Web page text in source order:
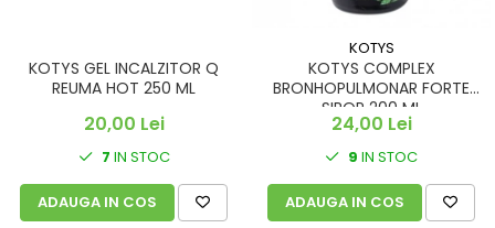
KOTYS GEL INCALZITOR Q
REUMA HOT 250 ML
20,00 Lei
7 IN STOC
ADAUGA IN COS
KOTYS
KOTYS COMPLEX
BRONHOPULMONAR FORTE
SIROP 200 ML
24,00 Lei
9 IN STOC
ADAUGA IN COS